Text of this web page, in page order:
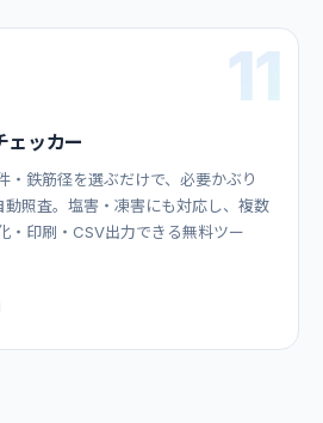
11
ェッカー
・鉄筋径を選ぶだけで、必要かぶり
動照査。塩害・凍害にも対応し、複数
・印刷・CSV出力できる無料ツー